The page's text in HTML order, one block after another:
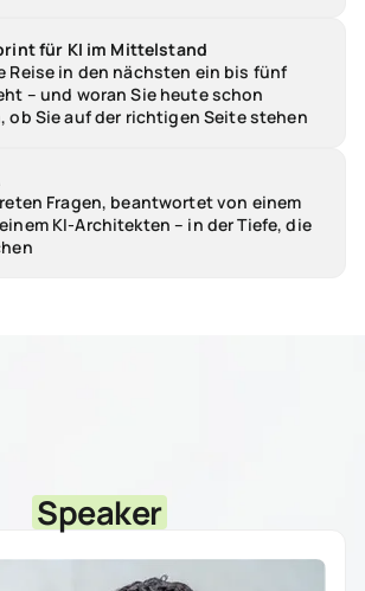
für KI im Mittelstand
Reise in den nächsten ein bis fünf
– und woran Sie heute schon
ob Sie auf der richtigen Seite stehen
Fragen, beantwortet von einem
KI-Architekten – in der Tiefe, die
Speaker